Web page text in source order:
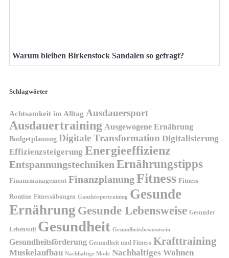
Warum bleiben Birkenstock Sandalen so gefragt?
Schlagwörter
Achtsamkeit im Alltag Ausdauersport
Ausdauertraining Ausgewogene Ernährung
Budgetplanung Digitale Transformation Digitalisierung
Effizienzsteigerung Energieeffizienz
Entspannungstechniken Ernährungstipps
Finanzmanagement Finanzplanung Fitness Fitness-
Routine Fitnessübungen Ganzkörpertraining Gesunde
Ernährung Gesunde Lebensweise Gesunder
Lebensstil Gesundheit Gesundheitsbewusstsein
Gesundheitsförderung Gesundheit und Fitness Krafttraining
Muskelaufbau Nachhaltige Mode Nachhaltiges Wohnen